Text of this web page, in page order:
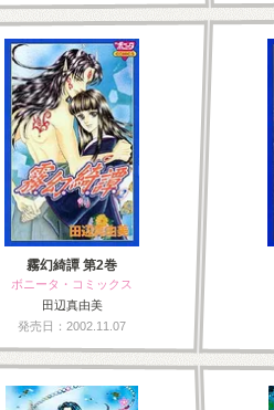
霧幻綺譚 第2巻
ボニータ・コミックス
田辺真由美
発売日：2002.11.07